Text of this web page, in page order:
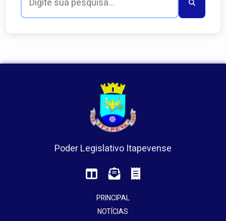
Poder Legislativo Itapevense
PRINCIPAL
NOTÍCIAS